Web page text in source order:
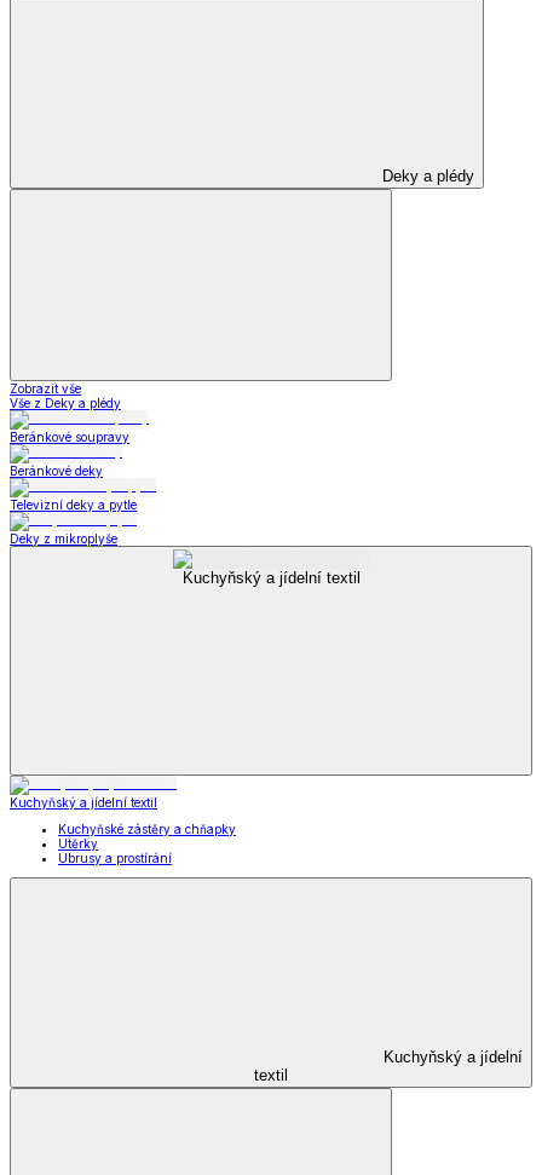
Deky a plédy
Zobrazit vše
Vše z Deky a plédy
Beránkové soupravy
Beránkové deky
Televizní deky a pytle
Deky z mikroplyše
Kuchyňský a jídelní textil
Kuchyňský a jídelní textil
Kuchyňské zástěry a chňapky
Utěrky
Ubrusy a prostírání
Kuchyňský a jídelní
textil